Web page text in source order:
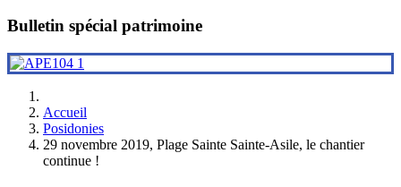
Bulletin spécial patrimoine
Accueil
Posidonies
29 novembre 2019, Plage Sainte Sainte-Asile, le chantier
continue !